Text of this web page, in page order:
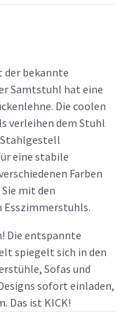
der bekannte
Samtstuhl hat eine
Die coolen
verleihen dem Stuhl
Stahlgestell
eine stabile
Farben
mit den
Esszimmerstuhls.
Die entspannte
spiegelt sich in den
Sofas und
sofort einladen,
Das ist KICK!